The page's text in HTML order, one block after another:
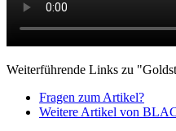
Weiterführende Links zu
Fragen zum Artikel?
Weitere Artikel von